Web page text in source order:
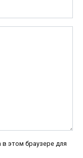
в этом браузере для